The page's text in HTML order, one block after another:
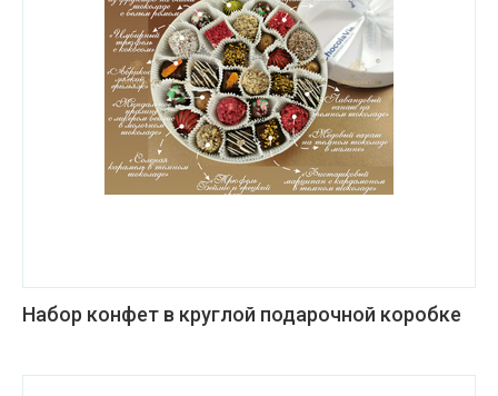
Набор конфет в круглой подарочной коробке